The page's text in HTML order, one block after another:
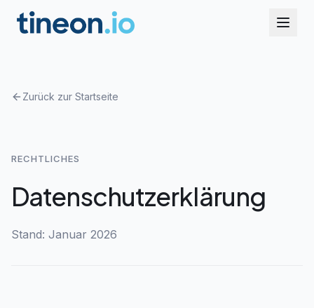
Zum Hauptinhalt springen
Zurück zur Startseite
RECHTLICHES
Datenschutzerklärung
Stand: Januar 2026